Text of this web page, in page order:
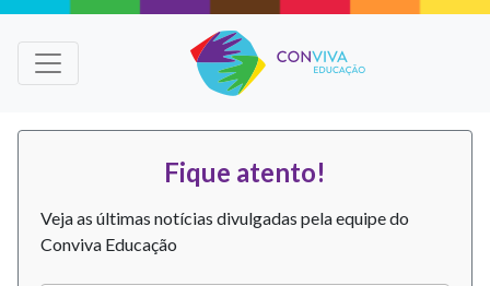
Fique atento!
Veja as últimas notícias divulgadas pela equipe do
Conviva Educação